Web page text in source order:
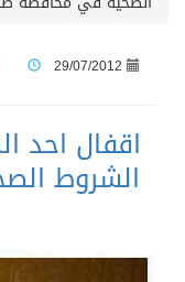
29/07/2012
اقفال احد
الشروط